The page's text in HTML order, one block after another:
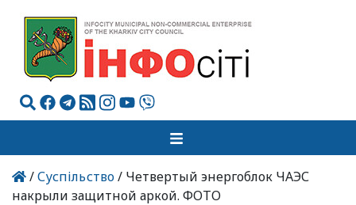
/Суспільство/ Четвертый энергоблок ЧАЭС
накрыли защитной аркой. ФОТО